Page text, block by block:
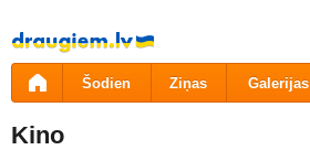
Pāriet
uz
saturu
Šodien Ziņas Galerijas
Kino